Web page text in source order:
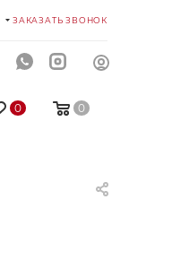
ЗАКАЗАТЬ ЗВОНОК
0 0